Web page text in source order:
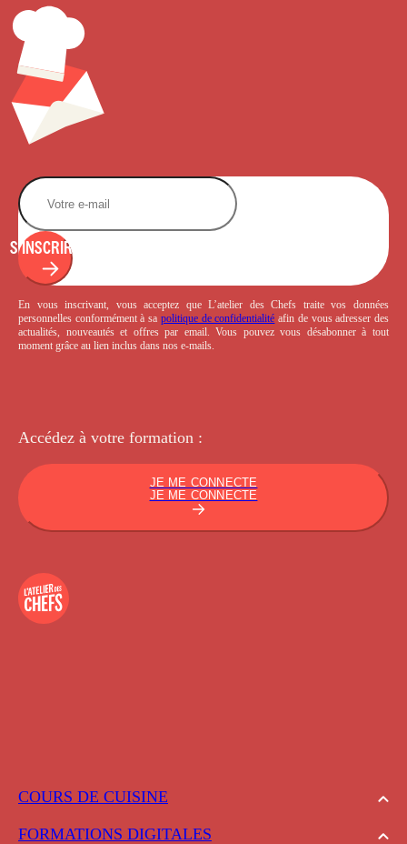
COURS DE CUISINE
FORMATIONS DIGITALES
S'INSCRIRE
En vous inscrivant, vous acceptez que L’atelier des Chefs traite vos données
personnelles conformément à sa politique de confidentialité afin de vous adresser des
actualités, nouveautés et offres par email. Vous pouvez vous désabonner à tout
moment grâce au lien inclus dans nos e-mails.
Accédez à votre formation :
JE ME CONNECTE
JE ME CONNECTE